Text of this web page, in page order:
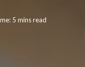
5 mins read